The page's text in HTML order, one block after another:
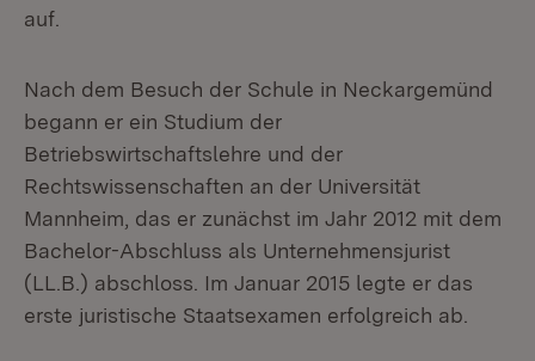
auf.
Nach dem Besuch der Schule in Neckargemünd
begann er ein Studium der
Betriebswirtschaftslehre und der
Rechtswissenschaften an der Universität
Mannheim, das er zunächst im Jahr 2012 mit dem
Bachelor-Abschluss als Unternehmensjurist
(LL.B.) abschloss. Im Januar 2015 legte er das
erste juristische Staatsexamen erfolgreich ab.